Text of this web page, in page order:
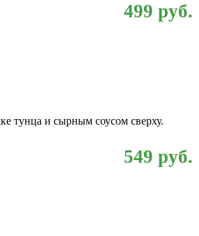
499 руб.
тунца и сырным соусом сверху.
549 руб.